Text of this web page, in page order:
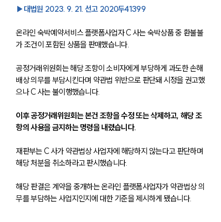
▶대법원 2023. 9. 21. 선고 2020두41399
온라인 숙박예약서비스 플랫폼사업자 C 사는 숙박상품 중 환불불
가 조건이 포함된 상품을 판매했습니다.
공정거래위원회는 해당 조항이 소비자에게 부당하게 과도한 손해
배상 의무를 부담시킨다며 약관법 위반으로 판단돼 시정을 권고했
으나 C 사는 불이행했습니다.
이후 공정거래위원회는 본건 조항을 수정 또는 삭제하고, 해당 조
항의 사용을 금지하는 명령을 내렸습니다.
재판부는 C 사가 약관법상 사업자에 해당하지 않는다고 판단하며
해당 처분을 취소하라고 판시했습니다.
해당 판결은 계약을 중개하는 온라인 플랫폼사업자가 약관법상 의
무를 부담하는 사업지인지에 대한 기준을 제시하게 됐습니다.